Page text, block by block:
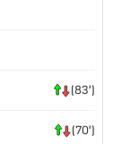
(83')
(70')